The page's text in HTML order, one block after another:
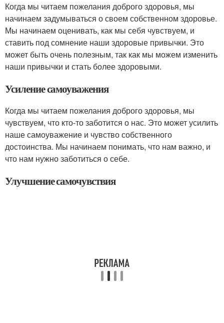
Когда мы читаем пожелания доброго здоровья, мы
начинаем задумываться о своем собственном здоровье.
Мы начинаем оценивать, как мы себя чувствуем, и
ставить под сомнение наши здоровые привычки. Это
может быть очень полезным, так как мы можем изменить
наши привычки и стать более здоровыми.
Усиление самоуважения
Когда мы читаем пожелания доброго здоровья, мы
чувствуем, что кто-то заботится о нас. Это может усилить
наше самоуважение и чувство собственного
достоинства. Мы начинаем понимать, что нам важно, и
что нам нужно заботиться о себе.
Улучшение самочувствия